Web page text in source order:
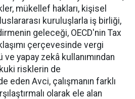
mükellef hakları, kişisel
kuruluşlarla iş birliği,
geleceği, OECD'nin Tax
çerçevesinde vergi
yapay zekâ kullanımından
risklerin de
eden Avci, çalışmanın farklı
olarak ele alan